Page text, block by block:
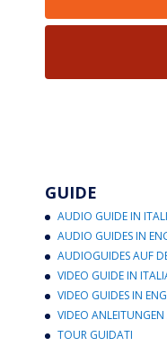
GUIDE
AUDIO GUIDE IN
AUDIO GUIDES IN
AUDIOGUIDES AUF
VIDEO GUIDE IN
VIDEO GUIDES IN
VIDEO ANLEITUNGEN
TOUR GUIDATI